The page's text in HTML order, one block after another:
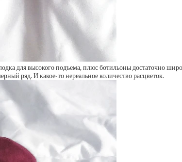
для высокого подъема, плюс ботильоны достаточно
ряд. И какое-то нереальное количество расцветок.